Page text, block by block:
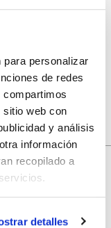
personalizar
de redes
sitio web con
y análisis
información
recopilado a
detalles